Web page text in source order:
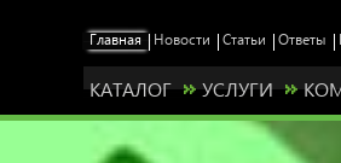
КАТАЛОГ УСЛУГИ